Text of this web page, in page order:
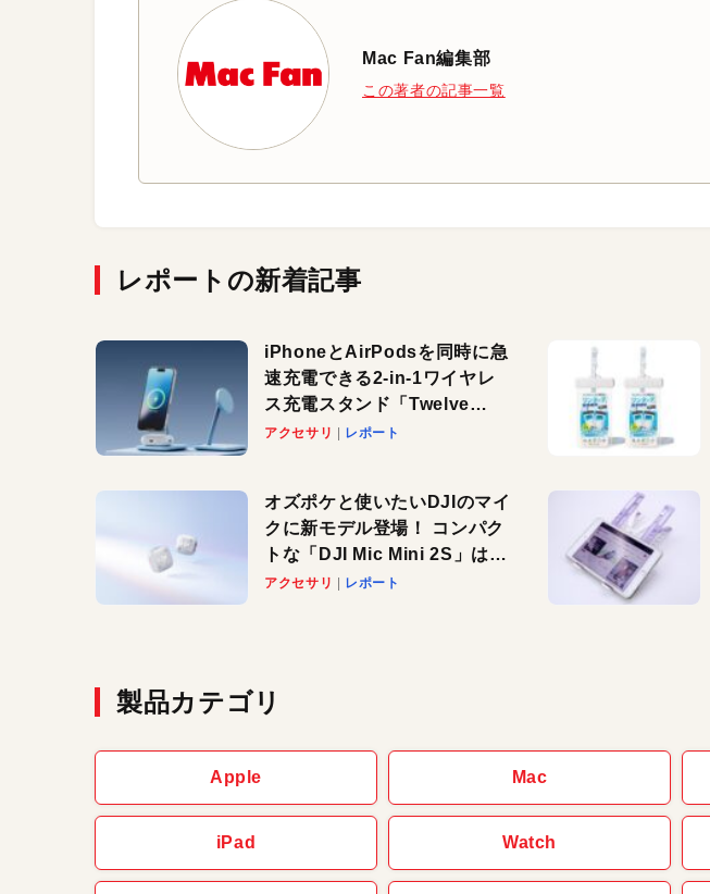
Mac Fan編集部
この著者の記事一覧
レポートの新着記事
iPhoneとAirPodsを同時に急
速充電できる2-in-1ワイヤレ
ス充電スタンド「Twelve
South HiRise 2 Deluxe」が
アクセサリ レポート
オズポケと使いたいDJIのマイ
クに新モデル登場！ コンパク
トな「DJI Mic Mini 2S」はAI
ノイキャンも搭載。屋外でも
アクセサリ レポート
製品カテゴリ
Apple Mac
iPad Watch